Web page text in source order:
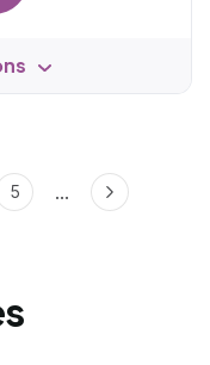
5 ... Suivant